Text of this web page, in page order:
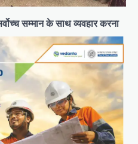
सम्मान के साथ व्यवहार करना